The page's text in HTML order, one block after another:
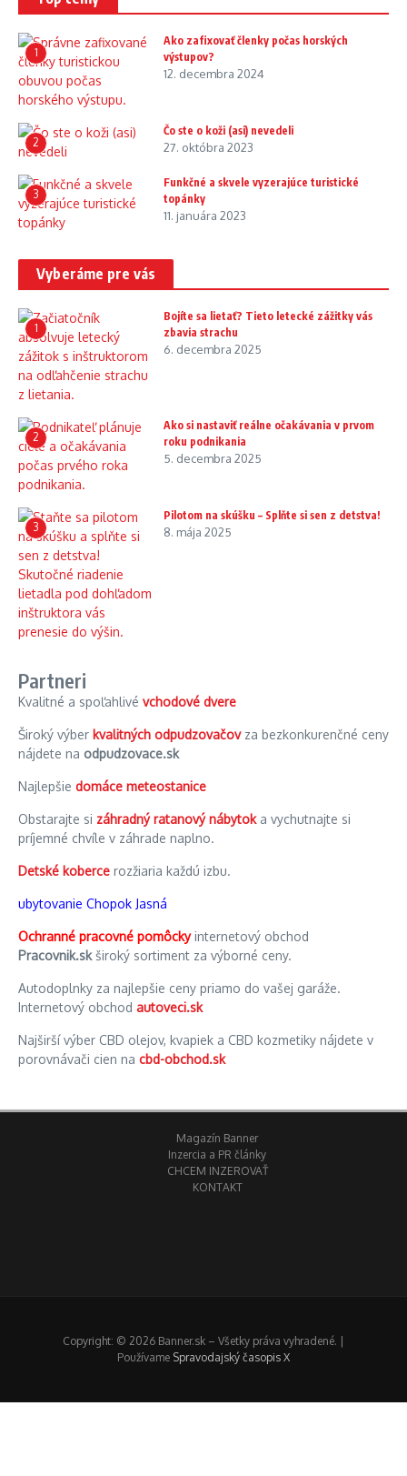
1
Ako zafixovať členky počas horských
výstupov?
12. decembra 2024
2
Čo ste o koži (asi) nevedeli
27. októbra 2023
3
Funkčné a skvele vyzerajúce turistické
topánky
11. januára 2023
Vyberáme pre vás
1
Bojíte sa lietať? Tieto letecké zážitky vás
zbavia strachu
6. decembra 2025
2
Ako si nastaviť reálne očakávania v prvom
roku podnikania
5. decembra 2025
3
Pilotom na skúšku – Splňte si sen z detstva!
8. mája 2025
Partneri
Kvalitné a spoľahlivé vchodové dvere
Široký výber kvalitných odpudzovačovza bezkonkurenčné ceny
nájdete na odpudzovace.sk
Najlepšie domáce meteostanice
Obstarajte si záhradný ratanový nábytoka vychutnajte si
príjemné chvíle v záhrade naplno.
Detské koberce rozžiaria každú izbu.
ubytovanie Chopok Jasná
Ochranné pracovné pomôckyinternetový obchod
Pracovnik.skširoký sortiment za výborné ceny.
Autodoplnky za najlepšie ceny priamo do vašej garáže.
Internetový obchod autoveci.sk
Najširší výber CBD olejov, kvapiek a CBD kozmetiky nájdete v
porovnávači cien na cbd-obchod.sk
Magazín Banner
Inzercia a PR články
CHCEM INZEROVAŤ
KONTAKT
Copyright: © 2026 Banner.sk – Všetky práva vyhradené. |
Používame Spravodajský časopis X